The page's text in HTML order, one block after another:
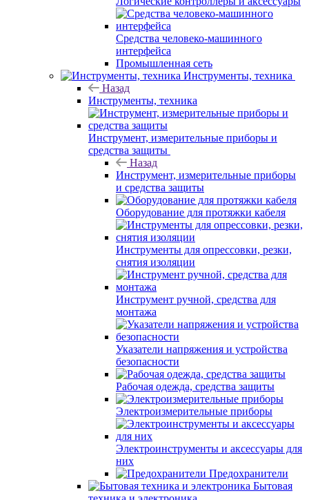
Средства человеко-машинного
интерфейса
Промышленная сеть
Инструменты, техника
Назад
Инструменты, техника
Инструмент, измерительные приборы и
средства защиты
Назад
Инструмент, измерительные приборы
и средства защиты
Оборудование для протяжки кабеля
Инструменты для опрессовки, резки,
снятия изоляции
Инструмент ручной, средства для
монтажа
Указатели напряжения и устройства
безопасности
Рабочая одежда, средства защиты
Электроизмерительные приборы
Электроинструменты и аксессуары для
них
Предохранители
Бытовая